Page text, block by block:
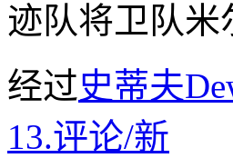
迹队将卫队米
经过史蒂夫
13.评论/新